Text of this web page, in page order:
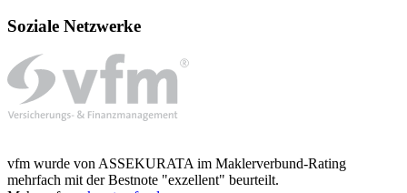
Soziale Netzwerke
vfm wurde von ASSEKURATA im Maklerverbund-Rating
mehrfach mit der Bestnote "exzellent" beurteilt.